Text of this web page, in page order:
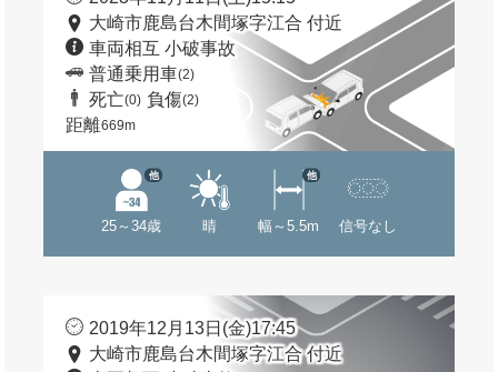
大崎市鹿島台木間塚字江合 付近
車両相互 小破事故
普通乗用車(2)
死亡(0) 負傷(2)
距離669m
25～34歳
他
晴 幅～5.5m
他
信号なし
2019年12月13日(金)17:45
大崎市鹿島台木間塚字江合 付近